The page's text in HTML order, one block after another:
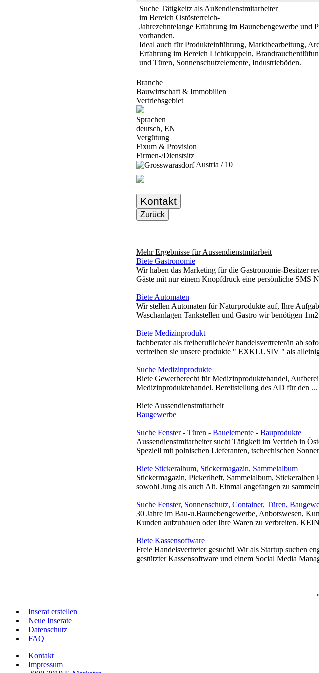
Suche Tätigkeitz als Außendienstmitarbeiter
im Bereich Ostösterreich-
Jahrezehntelange Erfahrung im Baunebengewerbe
vorhanden.
Ideal auch für Produkteinführung, Marktbearbeitung,
Erfahrung im Bereich Lichtkuppeln,
und Türen, Sonnenschutzelemente, Industrieböden.
Branche
Bauwirtschaft & Immobilien
Vertriebsgebiet
Sprachen
deutsch, EN
Vergütung
Fixum & Provision
Firmen-/Dienstsitz
Austria / 10
Kontakt
Zurück
Mehr Ergebnisse fürAussendienstmitarbeit
Biete Gastronomie
Wir haben das Marketing für die Gastronomie-Besitzer
Gäste mit nur einem Knopfdruck eine persönliche SMS
Biete Automaten
Wir stellen Automaten für Naturprodukte auf, Ihre
Waschanlagen Tankstellen und Gastro wir benötigen
Biete Medizinprodukt
fachberater als freiberufliche/er handelsvertreter/in ab
vertreiben sie unsere produkte " EXKLUSIV " als
Suche Medizinprodukte
Biete Gewerberecht für Medizinproduktehandel,
Medizinproduktehandel. Bereitstellung des AD für den ...
Biete Aussendienstmitarbeit
Baugewerbe
Suche Fenster - Türen - Bauelemente - Bauprodukte
Aussendienstmitarbeiter sucht Tätigkeit im Vertrieb in
Speziell mit polnischen Lieferanten, tschechischen
Biete Stickeralbum, Stickermagazin, Sammelalbum
Stickermagazin, Pickerlheft, Sammelalbum,
sowohl Jung als auch Alt. Einmal angefangen zu
Suche Fenster, Sonnenschutz, Container, Türen,
30 Jahre im Bau-u.Baunebengewerbe, Anbotswesen,
Kunden aufzubauen oder Ihre Waren zu verbreiten.
Biete Kassensoftware
Freie Handelsvertreter gesucht! Wir als Startup suchen
gestützter Kassensoftware und einem Social Media
Inserat erstellen
Neue Inserate
Datenschutz
FAQ
Kontakt
Impressum